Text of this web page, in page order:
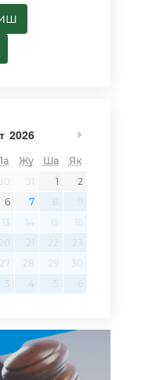
2026
Жу Ша
Як
30 31 1
2
6 7 8
9
13 14 15
16
20 21 22
23
27 28 29
30
3 4 5 6